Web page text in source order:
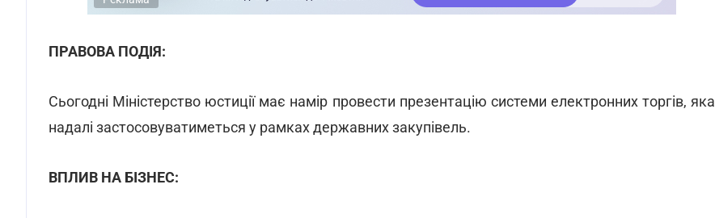
ПРАВОВА ПОДІЯ:
Сьогодні Міністерство юстиції має намір провести презентацію системи електронних торгів, яка
надалі застосовуватиметься у рамках державних закупівель.
ВПЛИВ НА БІЗНЕС: